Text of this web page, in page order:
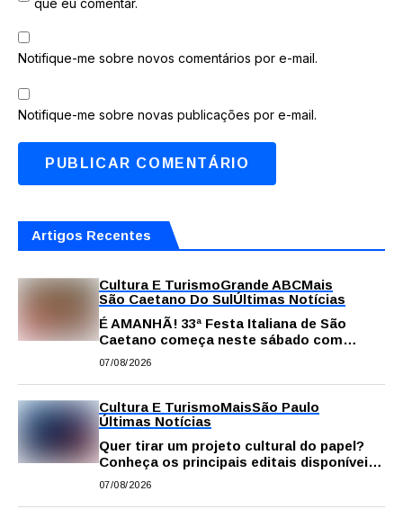
que eu comentar.
Notifique-me sobre novos comentários por e-mail.
Notifique-me sobre novas publicações por e-mail.
Artigos Recentes
Cultura E TurismoGrande ABCMais
São Caetano Do SulÚltimas Notícias
É AMANHÃ! 33ª Festa Italiana de São
Caetano começa neste sábado com
gastronomia, música e solidariedade
07/08/2026
Cultura E TurismoMaisSão Paulo
Últimas Notícias
Quer tirar um projeto cultural do papel?
Conheça os principais editais disponíveis
em São Paulo
07/08/2026